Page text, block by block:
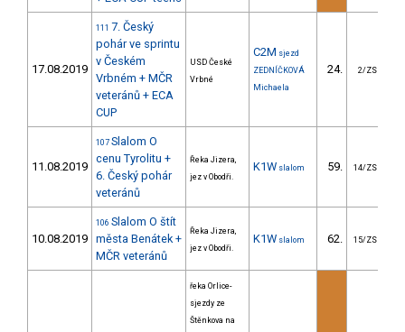
17.08.2019
111 7. Český
pohár ve sprintu
v Českém
Vrbném + MČR
veteránů + ECA
CUP
USD České
Vrbné
C2M sjezd
ZEDNÍČKOVÁ
Michaela
24. 2/ZS
11.08.2019
107 Slalom O
cenu Tyrolitu +
6. Český pohár
veteránů
Řeka Jizera,
jez v Obodři.
K1W slalom 59. 14/ZS
10.08.2019
106 Slalom O štít
města Benátek +
MČR veteránů
Řeka Jizera,
jez v Obodři.
K1W slalom 62. 15/ZS
řeka Orlice-
sjezdy ze
Štěnkova na